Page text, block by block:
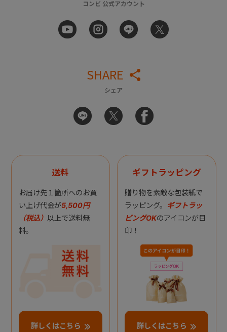
コンビ 公式アカウント
SHARE
シェア
送料
お届け先１箇所へのお買
い上げ代金が5,500円
（税込） 以上で送料無
料。
詳しくはこちら
ギフトラッピング
贈り物を素敵な包装紙で
ラッピング。 ギフトラッ
ピングOKのアイコンが目
印！
詳しくはこちら